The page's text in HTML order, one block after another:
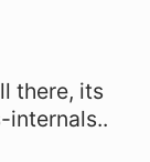
there, its
internals..